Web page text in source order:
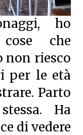
ho
che
non riesco
per le età
Parto
Ha
di vedere